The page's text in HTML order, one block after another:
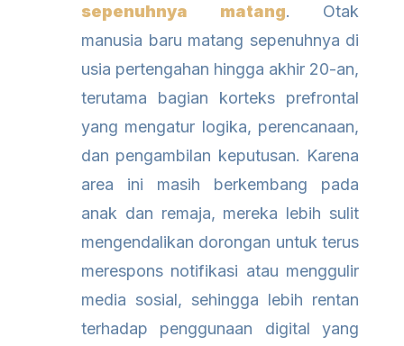
sepenuhnya matang. Otak
manusia baru matang sepenuhnya di
usia pertengahan hingga akhir 20-an,
terutama bagian korteks prefrontal
yang mengatur logika, perencanaan,
dan pengambilan keputusan. Karena
area ini masih berkembang pada
anak dan remaja, mereka lebih sulit
mengendalikan dorongan untuk terus
merespons notifikasi atau menggulir
media sosial, sehingga lebih rentan
terhadap penggunaan digital yang